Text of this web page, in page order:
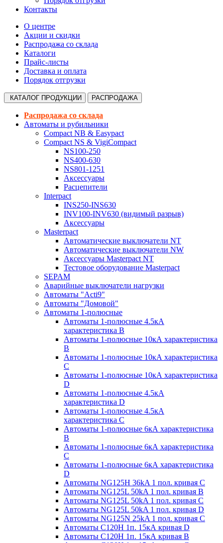
Контакты
О центре
Акции и скидки
Распродажа со склада
Каталоги
Прайс-листы
Доставка и оплата
Порядок отгрузки
КАТАЛОГ ПРОДУКЦИИ РАСПРОДАЖА
Распродажа со склада
Автоматы и рубильники
Compact NB & Easypact
Compact NS & VigiCompact
NS100-250
NS400-630
NS801-1251
Аксессуары
Расцепители
Interpact
INS250-INS630
INV100-INV630 (видимый разрыв)
Аксессуары
Masterpact
Автоматические выключатели NT
Автоматические выключатели NW
Аксессуары Masterpact NT
Тестовое оборудование Masterpact
SEPAM
Аварийные выключатели нагрузки
Автоматы "Acti9"
Автоматы "Домовой"
Автоматы 1-полюсные
Автоматы 1-полюсные 4.5кА
характеристика В
Автоматы 1-полюсные 10кА характеристика
B
Автоматы 1-полюсные 10кА характеристика
C
Автоматы 1-полюсные 10кА характеристика
D
Автоматы 1-полюсные 4.5кА
характеристика D
Автоматы 1-полюсные 4.5кА
характеристика С
Автоматы 1-полюсные 6кА характеристика
B
Автоматы 1-полюсные 6кА характеристика
C
Автоматы 1-полюсные 6кА характеристика
D
Автоматы NG125H 36kA 1 пол. кривая C
Автоматы NG125L 50kA 1 пол. кривая B
Автоматы NG125L 50kA 1 пол. кривая C
Автоматы NG125L 50kA 1 пол. кривая D
Автоматы NG125N 25kA 1 пол. кривая C
Автоматы С120H 1п. 15кА кривая D
Автоматы С120H 1п. 15кА кривая В